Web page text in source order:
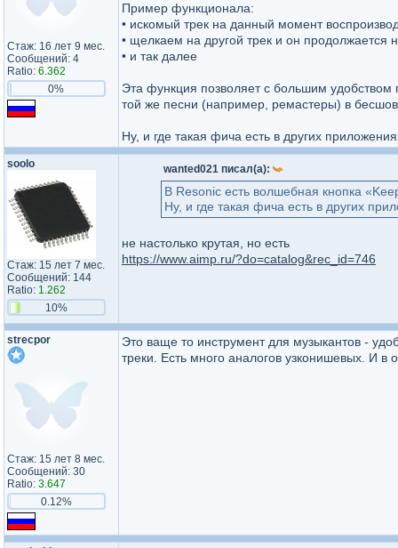
Стаж: 16 лет 9 мес.
Сообщений: 4
Ratio: 6.362
0%
Пример функционала:
• искомый трек на данный момент
• щелкаем на другой трек и он продолжается
• и так далее
Эта функция позволяет с большим
той же песни (например, ремастеры) в
Ну, и где такая фича есть в других
soolo
Стаж: 15 лет 7 мес.
Сообщений: 144
Ratio: 1.262
10%
wanted021 писал(а):
В Resonic есть волшебная кнопка
Ну, и где такая фича есть в других
не настолько крутая, но есть
https://www.aimp.ru/?do=catalog&rec_id=746
strecpor
Стаж: 15 лет 8 мес.
Сообщений: 30
Ratio: 3.647
0.12%
Это ваще то инструмент для музыкантов -
треки. Есть много аналогов узконишевых. И в